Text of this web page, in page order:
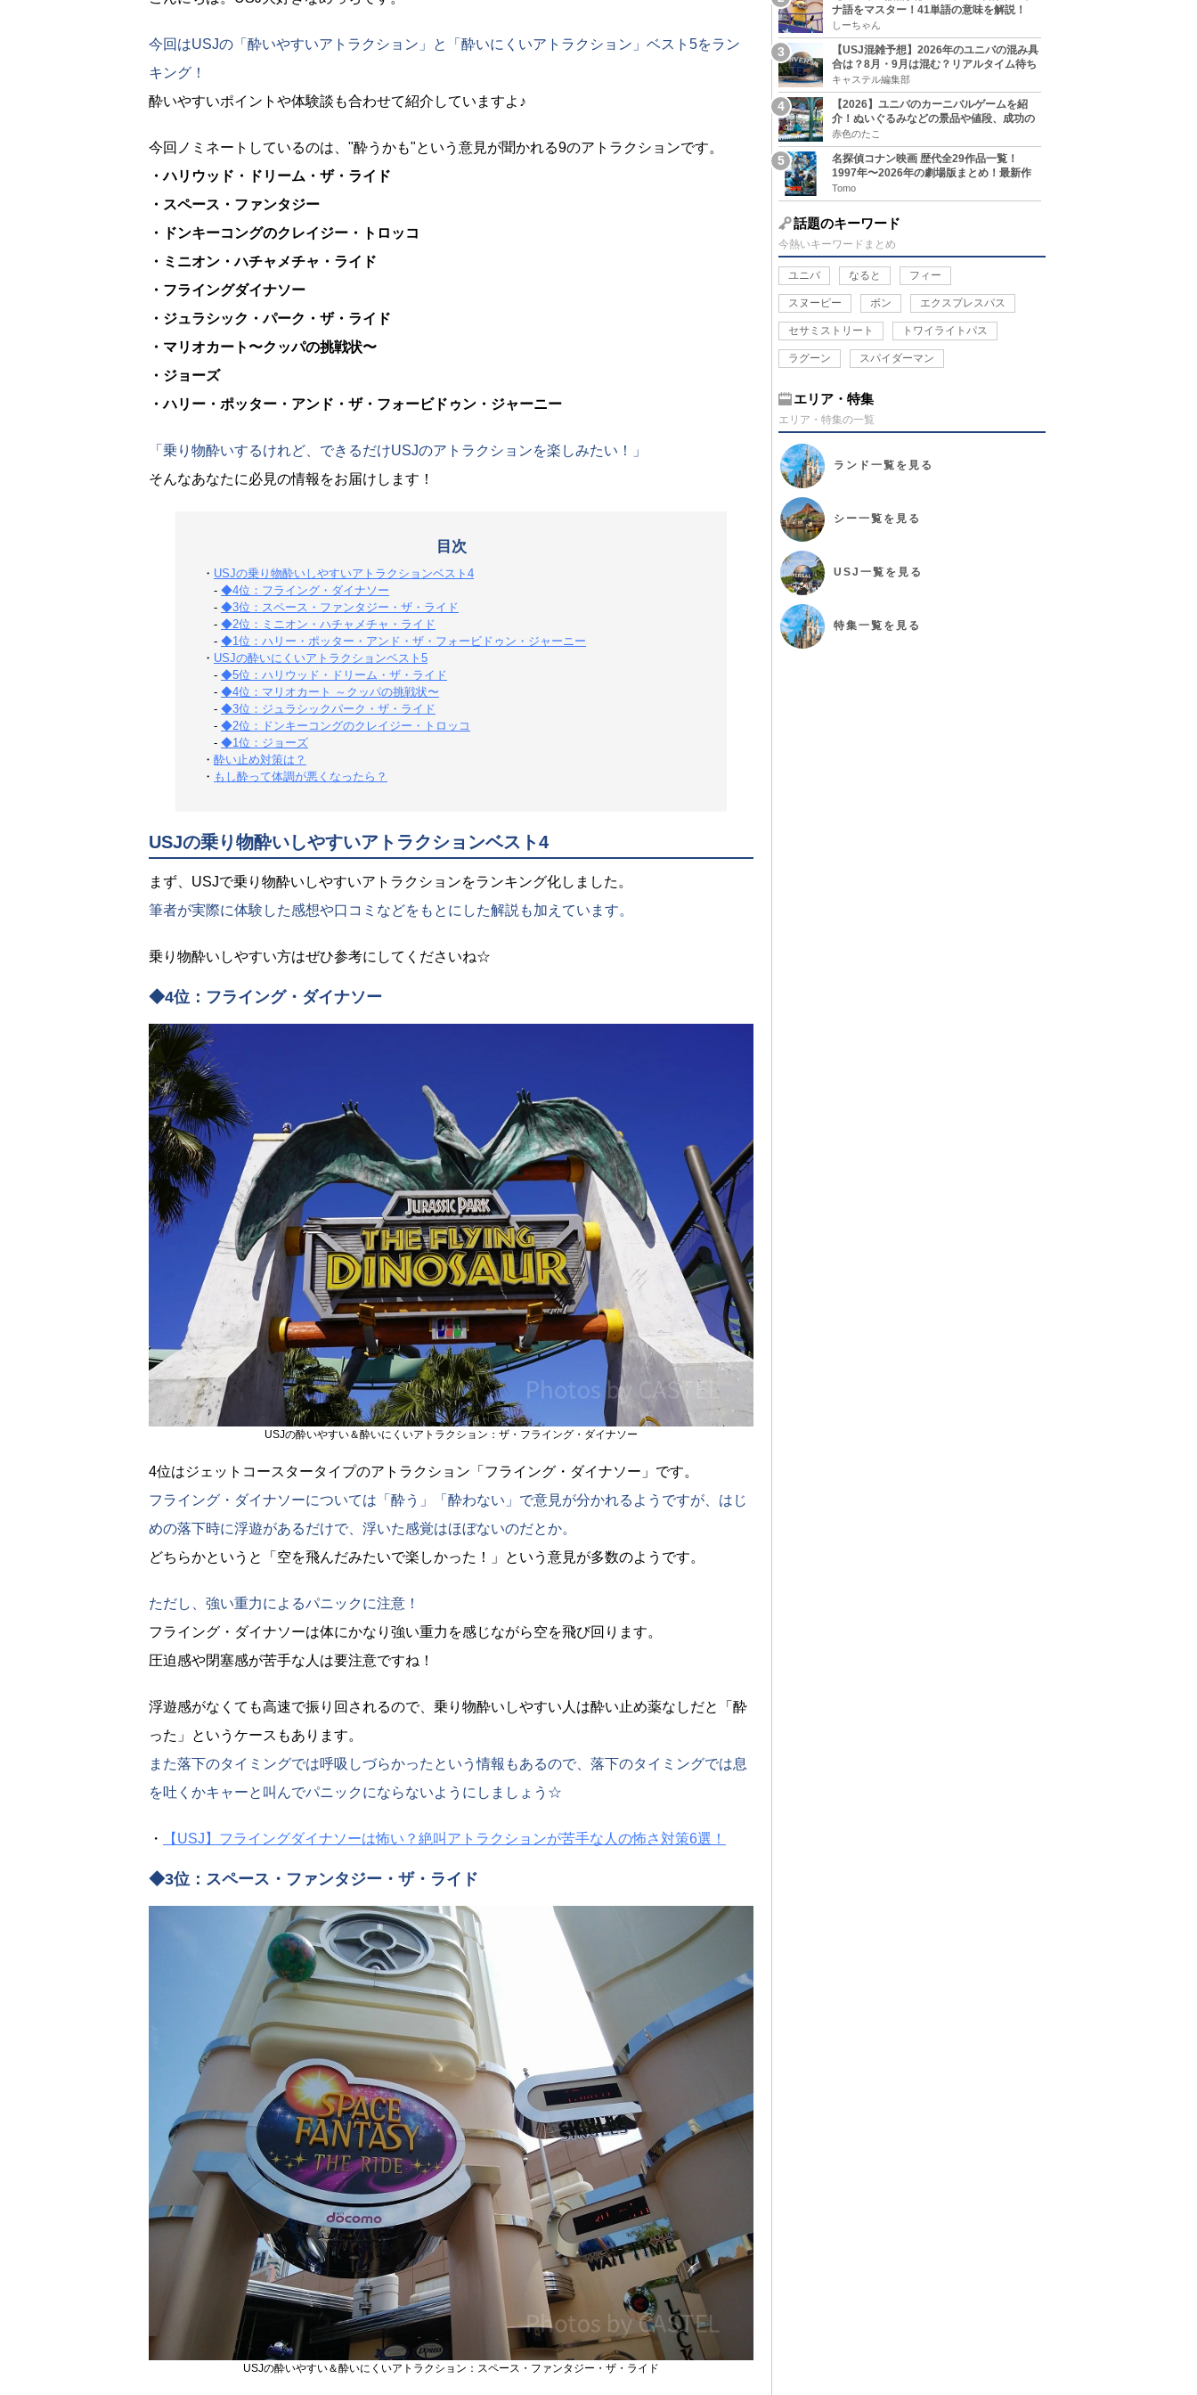
今回はUSJの「酔いやすいアトラクション」と「酔いにくいアトラクション」ベスト5をラン
キング！
酔いやすいポイントや体験談も合わせて紹介していますよ♪
今回ノミネートしているのは、"酔うかも"という意見が聞かれる9のアトラクションです。
・ハリウッド・ドリーム・ザ・ライド
・スペース・ファンタジー
・ドンキーコングのクレイジー・トロッコ
・ミニオン・ハチャメチャ・ライド
・フライングダイナソー
・ジュラシック・パーク・ザ・ライド
・マリオカート〜クッパの挑戦状〜
・ジョーズ
・ハリー・ポッター・アンド・ザ・フォービドゥン・ジャーニー
「乗り物酔いするけれど、できるだけUSJのアトラクションを楽しみたい！」
そんなあなたに必見の情報をお届けします！
目次
・ USJの乗り物酔いしやすいアトラクションベスト4
- ◆4位：フライング・ダイナソー
- ◆3位：スペース・ファンタジー・ザ・ライド
- ◆2位：ミニオン・ハチャメチャ・ライド
- ◆1位：ハリー・ポッター・アンド・ザ・フォービドゥン・ジャーニー
・ USJの酔いにくいアトラクションベスト5
- ◆5位：ハリウッド・ドリーム・ザ・ライド
- ◆4位：マリオカート ～クッパの挑戦状〜
- ◆3位：ジュラシックパーク・ザ・ライド
- ◆2位：ドンキーコングのクレイジー・トロッコ
- ◆1位：ジョーズ
・ 酔い止め対策は？
・ もし酔って体調が悪くなったら？
USJの乗り物酔いしやすいアトラクションベスト4
まず、USJで乗り物酔いしやすいアトラクションをランキング化しました。
筆者が実際に体験した感想や口コミなどをもとにした解説も加えています。
乗り物酔いしやすい方はぜひ参考にしてくださいね☆
◆4位：フライング・ダイナソー
USJの酔いやすい＆酔いにくいアトラクション：ザ・フライング・ダイナソー
4位はジェットコースタータイプのアトラクション「フライング・ダイナソー」です。
フライング・ダイナソーについては「酔う」「酔わない」で意見が分かれるようですが、はじ
めの落下時に浮遊があるだけで、浮いた感覚はほぼないのだとか。
どちらかというと「空を飛んだみたいで楽しかった！」という意見が多数のようです。
ただし、強い重力によるパニックに注意！
フライング・ダイナソーは体にかなり強い重力を感じながら空を飛び回ります。
圧迫感や閉塞感が苦手な人は要注意ですね！
浮遊感がなくても高速で振り回されるので、乗り物酔いしやすい人は酔い止め薬なしだと「酔
った」というケースもあります。
また落下のタイミングでは呼吸しづらかったという情報もあるので、落下のタイミングでは息
を吐くかキャーと叫んでパニックにならないようにしましょう☆
・ 【USJ】フライングダイナソーは怖い？絶叫アトラクションが苦手な人の怖さ対策6選！
◆3位：スペース・ファンタジー・ザ・ライド
USJの酔いやすい＆酔いにくいアトラクション：スペース・ファンタジー・ザ・ライド
ナ語をマスター！41単語の意味を解説！
しーちゃん
【USJ混雑予想】2026年のユニバの混み具
合は？8月・9月は混む？リアルタイム待ち
時間アプリも
キャステル編集部
【2026】ユニバのカーニバルゲームを紹
介！ぬいぐるみなどの景品や値段、成功の
コツ、実施場所まとめ
赤色のたこ
名探偵コナン映画 歴代全29作品一覧！
1997年〜2026年の劇場版まとめ！最新作
『名探偵コナン ハイウェイの堕天使』も
Tomo
話題のキーワード
今熱いキーワードまとめ
ユニバ なると フィー
スヌーピー ボン エクスプレスパス
セサミストリート トワイライトパス
ラグーン スパイダーマン
エリア・特集
エリア・特集の一覧
ランド 一覧を見る
シー一覧を見る
USJ 一覧を見る
特集一覧を見る